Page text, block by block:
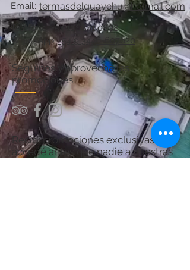
Email:
Teléfono:
+54 11 6841 0808
WhatsApp:+54 9 3446-607620
termasdelguaychu@hotmail.com
Seguinos y aprovechá las
promociones
Recibí promociones exclusivas y
accedé antes que nadie a nuestras